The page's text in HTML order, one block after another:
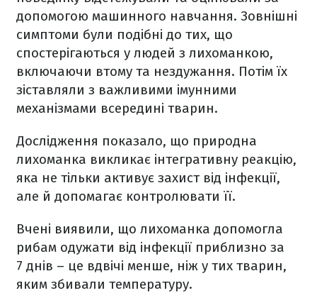
допомогою машинного навчання. Зовнішні
симптоми були подібні до тих, що
спостерігаються у людей з лихоманкою,
включаючи втому та нездужання. Потім їх
зіставляли з важливими імунними
механізмами всередині тварин.
Дослідження показало, що природна
лихоманка викликає інтегративну реакцію,
яка не тільки активує захист від інфекції,
але й допомагає контролювати її.
Вчені виявили, що лихоманка допомогла
рибам одужати від інфекції приблизно за
7 днів – це вдвічі менше, ніж у тих тварин,
яким збивали температуру.